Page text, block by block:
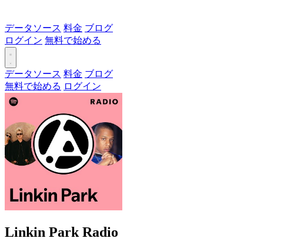
データソース 料金 ブログ
ログイン 無料で始める
データソース 料金 ブログ
無料で始める ログイン
Linkin Park Radio